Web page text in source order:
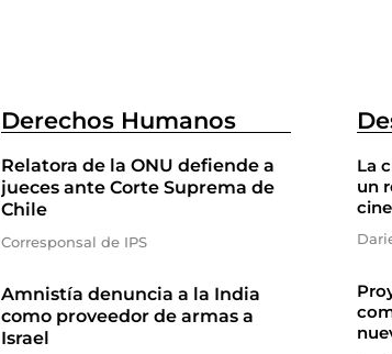
Derechos Humanos
Relatora de la ONU defiende a
jueces ante Corte Suprema de
Chile
Corresponsal de IPS
Amnistía denuncia a la India
como proveedor de armas a
Israel
La
un
cine